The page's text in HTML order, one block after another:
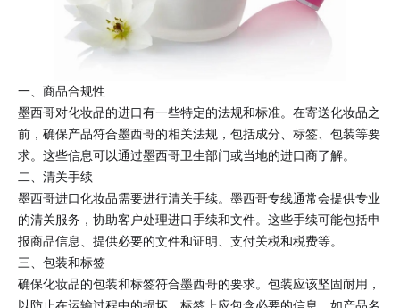
一、商品合规性
墨西哥对化妆品的进口有一些特定的法规和标准。在寄送化妆品之
前，确保产品符合墨西哥的相关法规，包括成分、标签、包装等要
求。这些信息可以通过墨西哥卫生部门或当地的进口商了解。
二、清关手续
墨西哥进口化妆品需要进行清关手续。墨西哥专线通常会提供专业
的清关服务，协助客户处理进口手续和文件。这些手续可能包括申
报商品信息、提供必要的文件和证明、支付关税和税费等。
三、包装和标签
确保化妆品的包装和标签符合墨西哥的要求。包装应该坚固耐用，